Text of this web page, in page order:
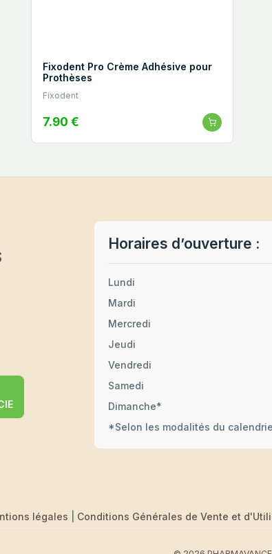
Fixodent Pro Crème Adhésive pour
Prothèses
Fixodent
7.90 €
Horaires d’ouverture :
Lundi
Mardi
Mercredi
Jeudi
Vendredi
Samedi
Dimanche*
*Selon les modalités du
légales Conditions Générales de Vente et